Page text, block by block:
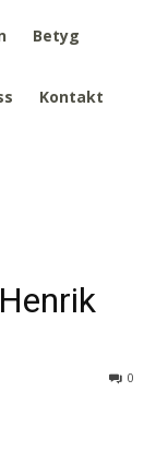
Betyg
Kontakt
0